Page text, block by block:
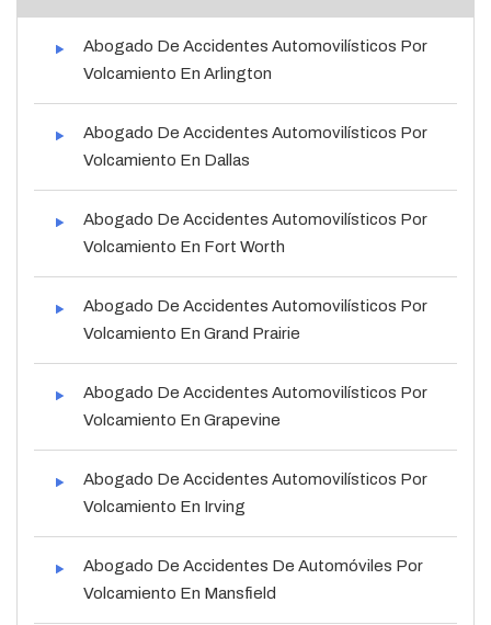
Abogado De Accidentes Automovilísticos Por
Volcamiento En Arlington
Abogado De Accidentes Automovilísticos Por
Volcamiento En Dallas
Abogado De Accidentes Automovilísticos Por
Volcamiento En Fort Worth
Abogado De Accidentes Automovilísticos Por
Volcamiento En Grand Prairie
Abogado De Accidentes Automovilísticos Por
Volcamiento En Grapevine
Abogado De Accidentes Automovilísticos Por
Volcamiento En Irving
Abogado De Accidentes De Automóviles Por
Volcamiento En Mansfield